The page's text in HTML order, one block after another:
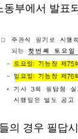
부에서 발표
의 경우 필답